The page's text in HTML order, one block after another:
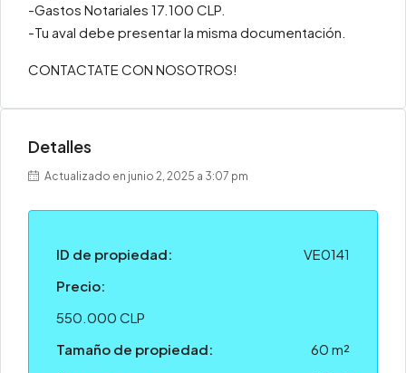
-Gastos Notariales 17.100 CLP.
-Tu aval debe presentar la misma documentación.
CONTACTATE CON NOSOTROS!
Detalles
Actualizado en junio 2, 2025 a 3:07 pm
ID de propiedad:
VE0141
Precio:
550.000 CLP
Tamaño de propiedad:
60 m²